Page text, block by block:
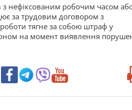
з нефіксованим робочим часом
за трудовим договором з
тягне за собою штраф у
на момент виявлення